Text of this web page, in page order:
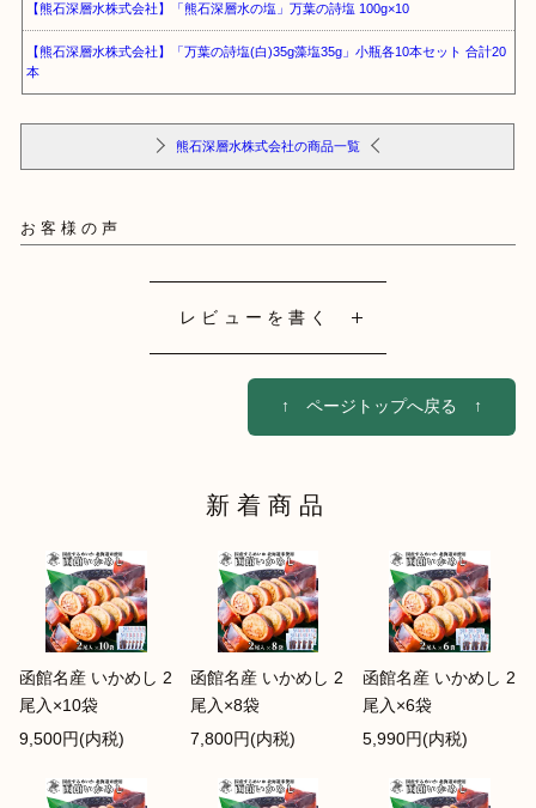
【熊石深層水株式会社】「熊石深層水の塩」万葉の詩塩 100g×10
【熊石深層水株式会社】「万葉の詩塩(白)35g藻塩35g」小瓶各10本セット 合計20
本
熊石深層水株式会社の商品一覧
お客様の声
レビューを書く
↑ ページトップへ戻る ↑
新着商品
函館名産 いかめし 2
尾入×10袋
9,500円(内税)
函館名産 いかめし 2
尾入×8袋
7,800円(内税)
函館名産 いかめし 2
尾入×6袋
5,990円(内税)